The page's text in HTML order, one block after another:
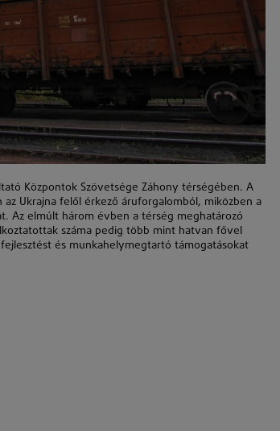
Központok Szövetsége Záhony térségében. A
Ukrajna felől érkező áruforgalomból, miközben a
Az elmúlt három évben a térség meghatározó
száma pedig több mint hatvan fővel
és munkahelymegtartó támogatásokat